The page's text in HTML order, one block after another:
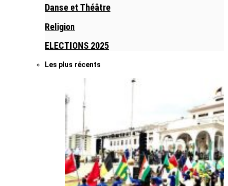
Danse et Théâtre
Religion
ELECTIONS 2025
Les plus récents